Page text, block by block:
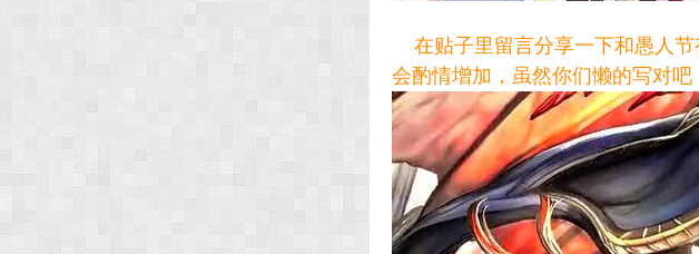
在贴子里留言分享一下和愚人节
会酌情增加，虽然你们懒的写对吧